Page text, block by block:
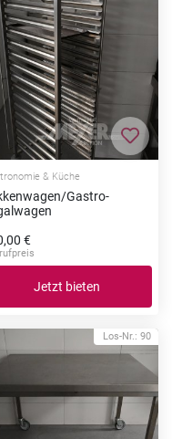
hinzufügen Zur
& Küche
Gastro-
€
Jetzt bieten
Los-Nr.: 90